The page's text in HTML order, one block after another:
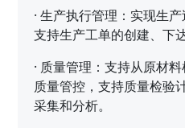
·生产执行管理：实现生
支持生产工单的创建、下
· 质量管理：支持从原材
质量管控，支持质量检验
采集和分析。